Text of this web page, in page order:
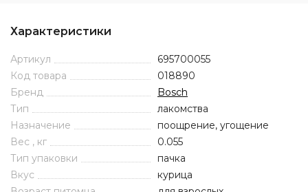
Характеристики
Артикул
695700055
Код товара
018890
Бренд
Bosch
Тип
лакомства
Назначение
поощрение, угощение
Вес , кг
0.055
Тип упаковки
пачка
Вкус
курица